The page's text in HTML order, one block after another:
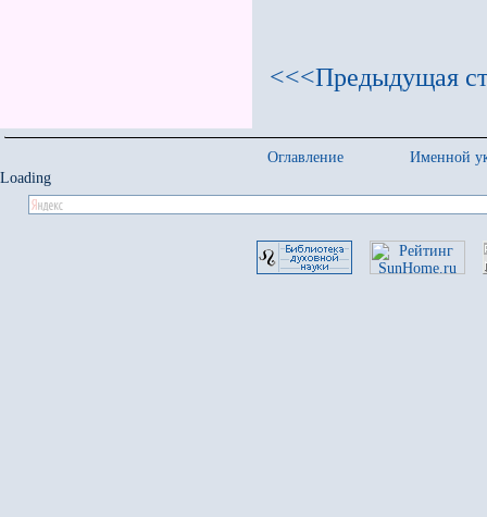
<<<Предыдущая
Оглавление
Именной
Loading